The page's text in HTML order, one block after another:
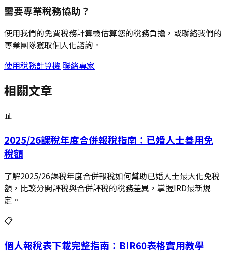
需要專業稅務協助？
使用我們的免費稅務計算機估算您的稅務負擔，或聯絡我們的
專業團隊獲取個人化諮詢。
使用稅務計算機 聯絡專家
相關文章
📊
2025/26課稅年度合併報稅指南：已婚人士善用免
稅額
了解2025/26課稅年度合併報稅如何幫助已婚人士最大化免稅
額，比較分開評稅與合併評稅的稅務差異，掌握IRD最新規
定。
📋
個人報稅表下載完整指南：BIR60表格實用教學